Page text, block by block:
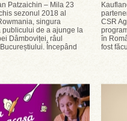
Patzaichin – Mila 23
sezonul 2018 al
singura
publicului de a ajunge la
Dâmboviței, râul
Începând
CSR
în
fost